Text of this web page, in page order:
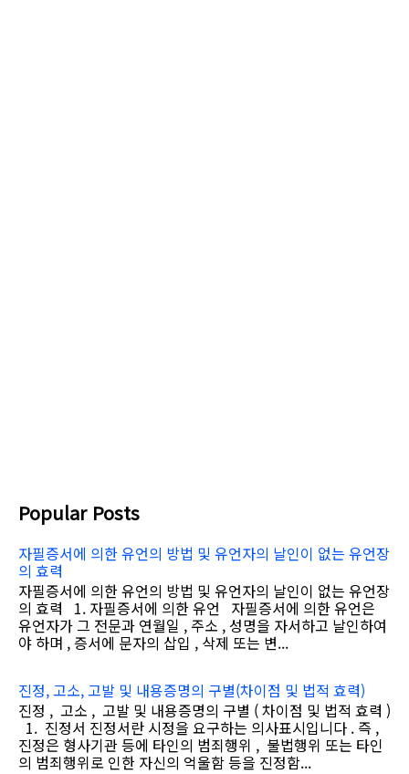
Popular Posts
자필증서에 의한 유언의 방법 및 유언자의 날인이 없는 유언장
의 효력
자필증서에 의한 유언의 방법 및 유언자의 날인이 없는 유언장
의 효력 1. 자필증서에 의한 유언 자필증서에 의한 유언은
유언자가 그 전문과 연월일 , 주소 , 성명을 자서하고 날인하여
야 하며 , 증서에 문자의 삽입 , 삭제 또는 변...
진정, 고소, 고발 및 내용증명의 구별(차이점 및 법적 효력)
진정 , 고소 , 고발 및 내용증명의 구별 ( 차이점 및 법적 효력 )
1. 진정서 진정서란 시정을 요구하는 의사표시입니다 . 즉 ,
진정은 형사기관 등에 타인의 범죄행위 , 불법행위 또는 타인
의 범죄행위로 인한 자신의 억울함 등을 진정함...